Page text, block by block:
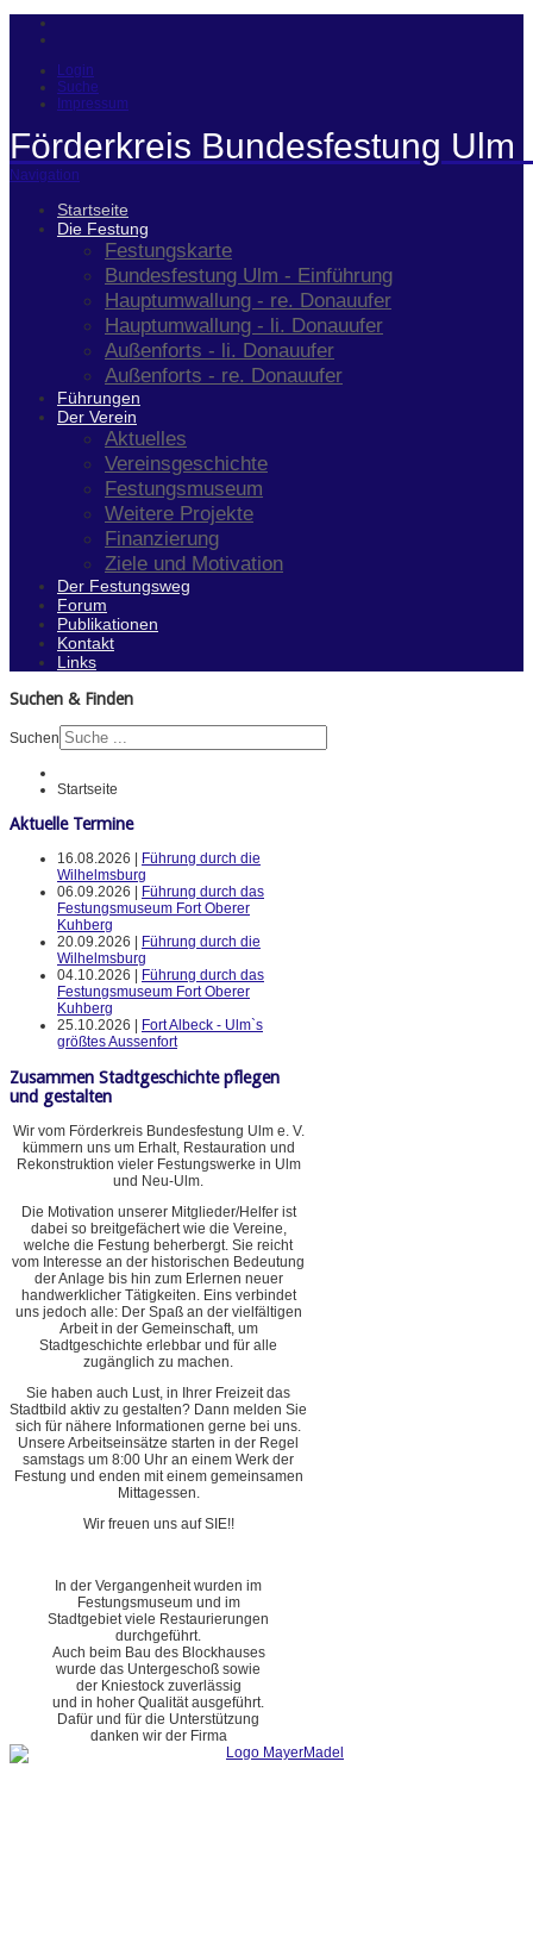
Login
Suche
Impressum
Förderkreis Bundesfestung Ulm
Navigation
Startseite
Die Festung
Festungskarte
Bundesfestung Ulm - Einführung
Hauptumwallung - re. Donauufer
Hauptumwallung - li. Donauufer
Außenforts - li. Donauufer
Außenforts - re. Donauufer
Führungen
Der Verein
Aktuelles
Vereinsgeschichte
Festungsmuseum
Weitere Projekte
Finanzierung
Ziele und Motivation
Der Festungsweg
Forum
Publikationen
Kontakt
Links
Suchen & Finden
Suchen
Startseite
Aktuelle Termine
16.08.2026 |
Führung durch die
Wilhelmsburg
06.09.2026 |
Führung durch das
Festungsmuseum Fort Oberer
Kuhberg
20.09.2026 |
Führung durch die
Wilhelmsburg
04.10.2026 |
Führung durch das
Festungsmuseum Fort Oberer
Kuhberg
25.10.2026 |
Fort Albeck - Ulm`s
größtes Aussenfort
Zusammen Stadtgeschichte pflegen
und gestalten
Wir vom Förderkreis Bundesfestung Ulm e. V.
kümmern uns um Erhalt, Restauration und
Rekonstruktion vieler Festungswerke in Ulm
und Neu-Ulm.
Die Motivation unserer Mitglieder/Helfer ist
dabei so breitgefächert wie die Vereine,
welche die Festung beherbergt. Sie reicht
vom Interesse an der historischen Bedeutung
der Anlage bis hin zum Erlernen neuer
handwerklicher Tätigkeiten. Eins verbindet
uns jedoch alle: Der Spaß an der vielfältigen
Arbeit in der Gemeinschaft, um
Stadtgeschichte erlebbar und für alle
zugänglich zu machen.
Sie haben auch Lust, in Ihrer Freizeit das
Stadtbild aktiv zu gestalten? Dann melden Sie
sich für nähere Informationen gerne bei uns.
Unsere Arbeitseinsätze starten in der Regel
samstags um 8:00 Uhr an einem Werk der
Festung und enden mit einem gemeinsamen
Mittagessen.
Wir freuen uns auf SIE!!
In der Vergangenheit wurden im
Festungsmuseum und im
Stadtgebiet viele Restaurierungen
durchgeführt.
Auch beim Bau des Blockhauses
wurde das Untergeschoß sowie
der Kniestock zuverlässig
und in hoher Qualität ausgeführt.
Dafür und für die Unterstützung
danken wir der Firma